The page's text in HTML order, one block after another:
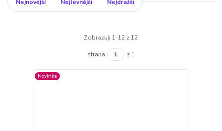
Nejnovější Nejlevnější Nejdražší
Zobrazuji 1-12 z 12
strana z 1
Novinka